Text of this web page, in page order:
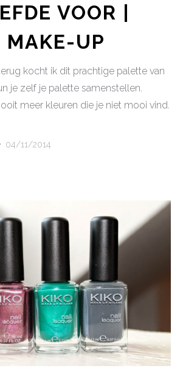
VOOR |
MAKE-UP
kocht ik dit prachtige palette van
je zelf je palette samenstellen.
meer kleuren die je niet mooi vind.
• 04/11/2014